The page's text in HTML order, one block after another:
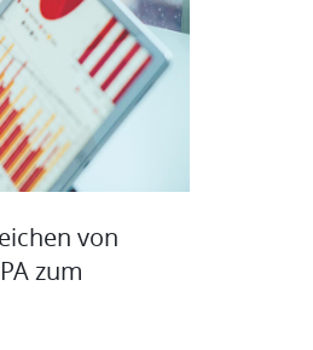
von
zum